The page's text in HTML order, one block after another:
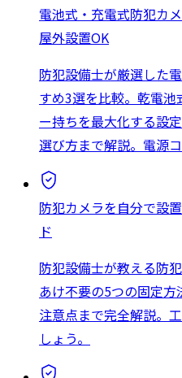
電池式・充電式防犯カ
屋外設置OK
防犯設備士が厳選した
すめ3選を比較。乾電
ー持ちを最大化する設
選び方まで解説。電源
防犯カメラを自分で設
ド
防犯設備士が教える防
あけ不要の5つの固定
注意点まで完全解説。
しょう。